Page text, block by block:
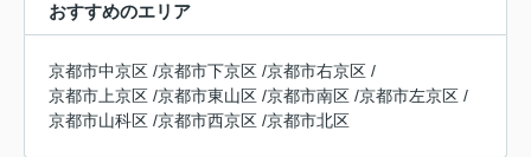
おすすめのエリア
京都市中京区 /京都市下京区 /京都市右京区 /
京都市上京区 /京都市東山区 /京都市南区 /京都市左京区 /
京都市山科区 /京都市西京区 /京都市北区